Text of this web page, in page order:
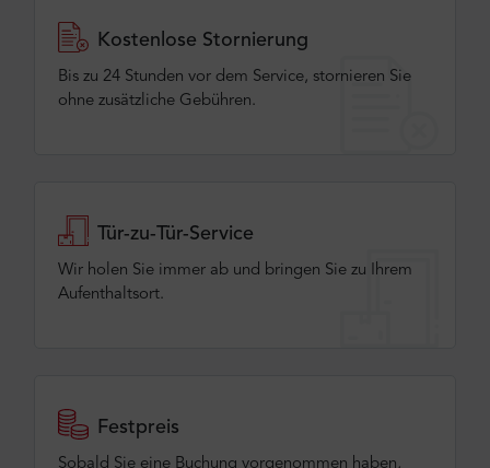
Kostenlose Stornierung
Bis zu 24 Stunden vor dem Service, stornieren Sie
ohne zusätzliche Gebühren.
Tür-zu-Tür-Service
Wir holen Sie immer ab und bringen Sie zu Ihrem
Aufenthaltsort.
Festpreis
Sobald Sie eine Buchung vorgenommen haben,